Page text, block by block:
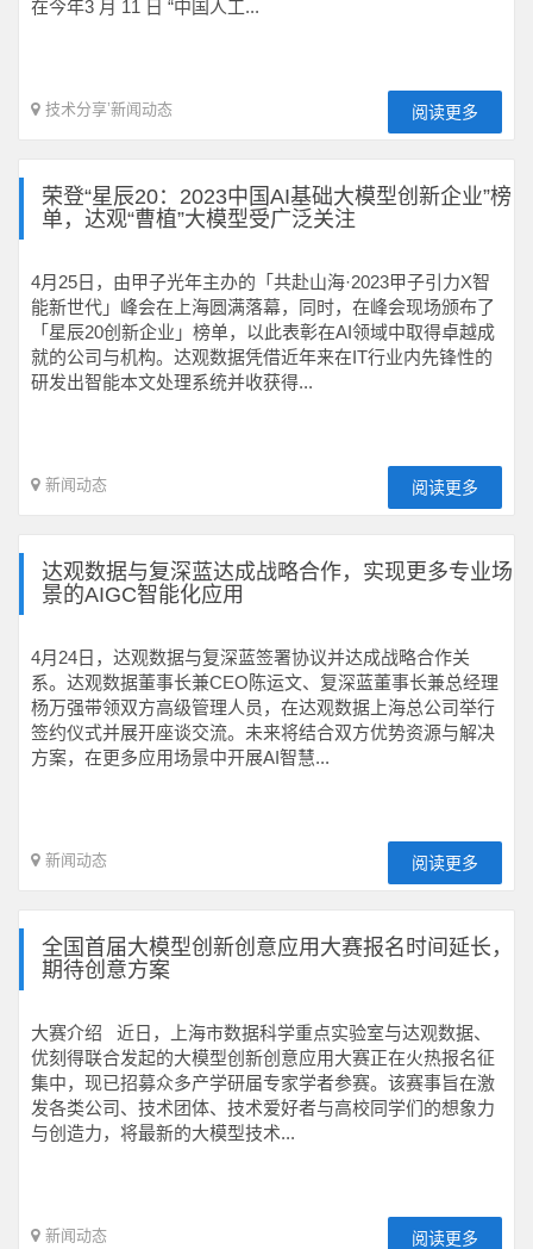
在今年3 月 11 日 “中国人工...
技术分享’新闻动态 阅读更多
荣登“星辰20：2023中国AI基础大模型创新企业”榜
单，达观“曹植”大模型受广泛关注
4月25日，由甲子光年主办的「共赴山海·2023甲子引力X智
能新世代」峰会在上海圆满落幕，同时，在峰会现场颁布了
「星辰20创新企业」榜单，以此表彰在AI领域中取得卓越成
就的公司与机构。达观数据凭借近年来在IT行业内先锋性的
研发出智能本文处理系统并收获得...
新闻动态 阅读更多
达观数据与复深蓝达成战略合作，实现更多专业场
景的AIGC智能化应用
4月24日，达观数据与复深蓝签署协议并达成战略合作关
系。达观数据董事长兼CEO陈运文、复深蓝董事长兼总经理
杨万强带领双方高级管理人员，在达观数据上海总公司举行
签约仪式并展开座谈交流。未来将结合双方优势资源与解决
方案，在更多应用场景中开展AI智慧...
新闻动态 阅读更多
全国首届大模型创新创意应用大赛报名时间延长，
期待创意方案
大赛介绍 近日，上海市数据科学重点实验室与达观数据、
优刻得联合发起的大模型创新创意应用大赛正在火热报名征
集中，现已招募众多产学研届专家学者参赛。该赛事旨在激
发各类公司、技术团体、技术爱好者与高校同学们的想象力
与创造力，将最新的大模型技术...
新闻动态 阅读更多